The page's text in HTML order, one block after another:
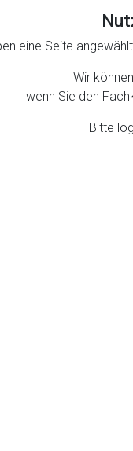
eine Seite
Wir
wenn Sie den
Bitte
eine externe Web-